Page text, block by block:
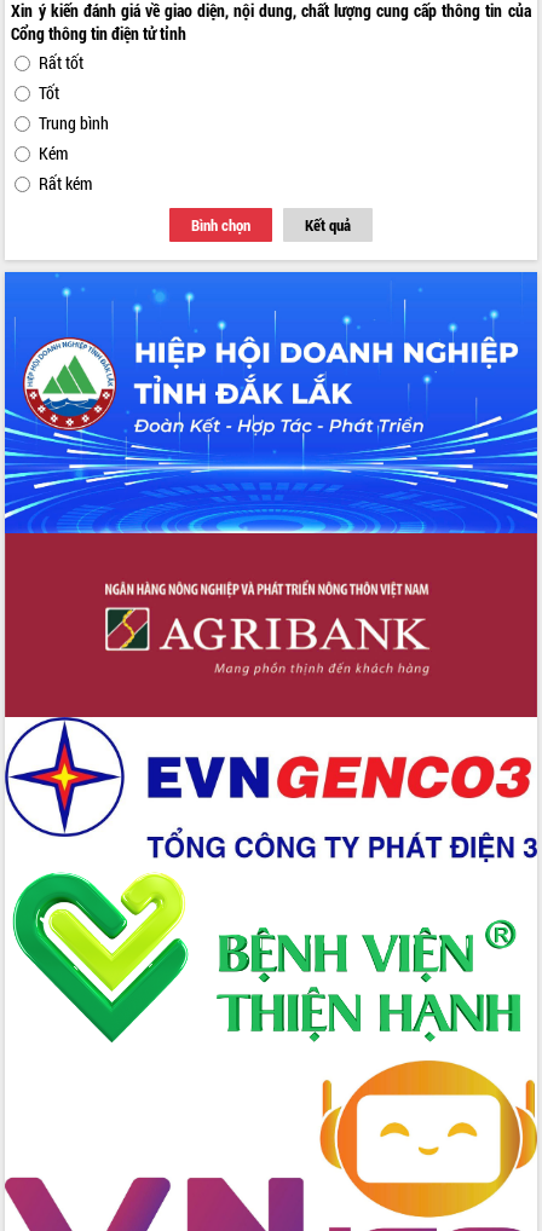
Xin ý kiến đánh giá về giao diện, nội dung, chất lượng cung cấp thông tin của
Cổng thông tin điện tử tỉnh
Rất tốt
Tốt
Trung bình
Kém
Rất kém
Bình chọn Kết quả